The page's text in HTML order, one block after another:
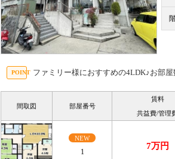
ファミリー様におすすめの4LDK♪お部
間取図 部屋番号
賃料
共益費/管理
NEW
1
7万円